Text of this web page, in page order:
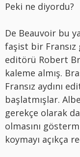
Peki ne diyordu?
De Beauvoir bu
faşist bir
editörü Robert
kaleme almış.
Fransız aydını
başlatmışlar.
gerekçe olarak
olmasını
koymayı açıkça